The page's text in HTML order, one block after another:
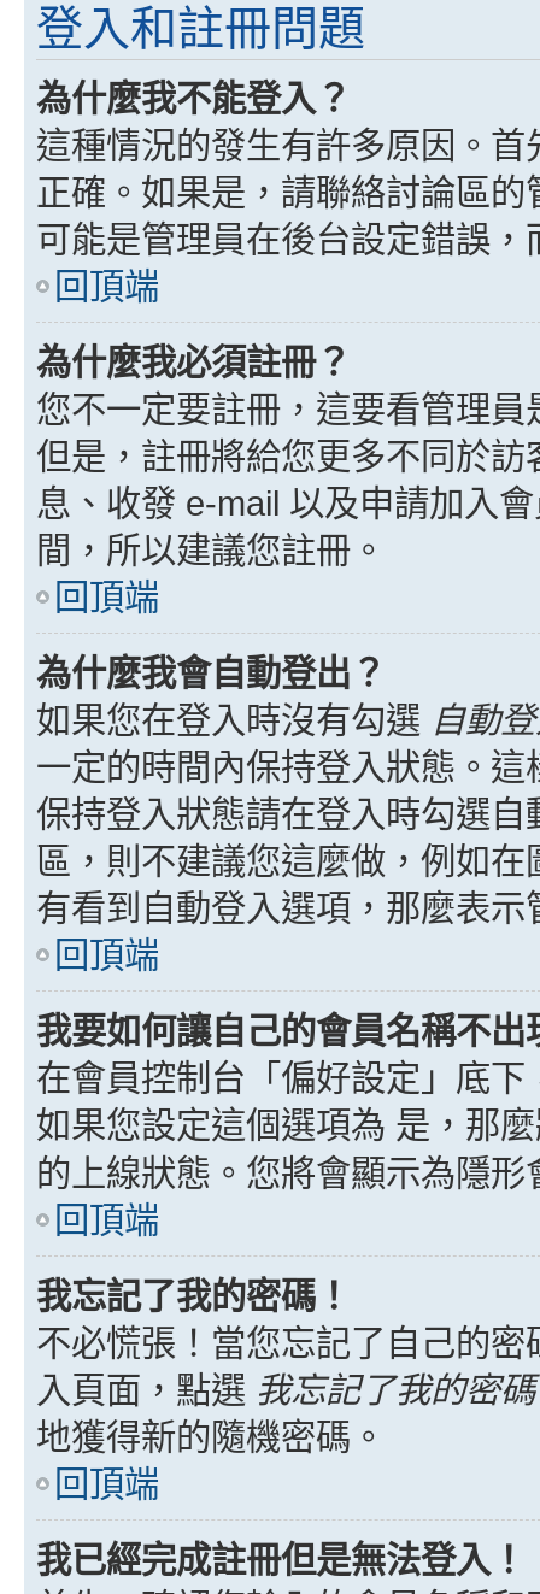
登入和註冊問題
為什麼我不能登入？
這種情況的發生有許多原因。
正確。如果是，請聯絡討論區
可能是管理員在後台設定錯誤
回頂端
為什麼我必須註冊？
您不一定要註冊，這要看管理
但是，註冊將給您更多不同於
息、收發 e-mail 以及申請加入
間，所以建議您註冊。
回頂端
為什麼我會自動登出？
如果您在登入時沒有勾選 自動
一定的時間內保持登入狀態。
保持登入狀態請在登入時勾選
區，則不建議您這麼做，例如
有看到自動登入選項，那麼表
回頂端
我要如何讓自己的會員名稱不
在會員控制台「偏好設定」底
如果您設定這個選項為 是 ，那
的上線狀態。您將會顯示為隱形
回頂端
我忘記了我的密碼！
不必慌張！當您忘記了自己的
入頁面，點選 我忘記了我的密碼
地獲得新的隨機密碼。
回頂端
我已經完成註冊但是無法登入！